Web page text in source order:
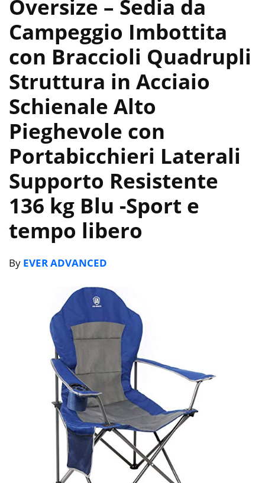
Oversize – Sedia da
Campeggio Imbottita
con Braccioli Quadrupli
Struttura in Acciaio
Schienale Alto
Pieghevole con
Portabicchieri Laterali
Supporto Resistente
136 kg Blu -Sport e
tempo libero
By EVER ADVANCED